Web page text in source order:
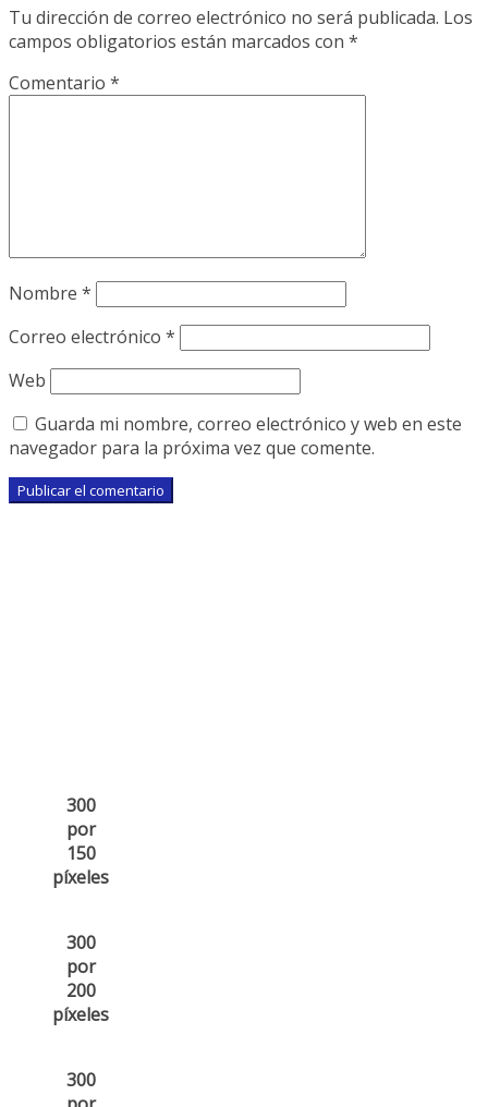
Tu dirección de correo electrónico no será publicada. Los
campos obligatorios están marcados con *
Comentario *
Nombre *
Correo electrónico *
Web
Guarda mi nombre, correo electrónico y web en este
navegador para la próxima vez que comente.
300
por
150
píxeles
300
por
200
píxeles
300